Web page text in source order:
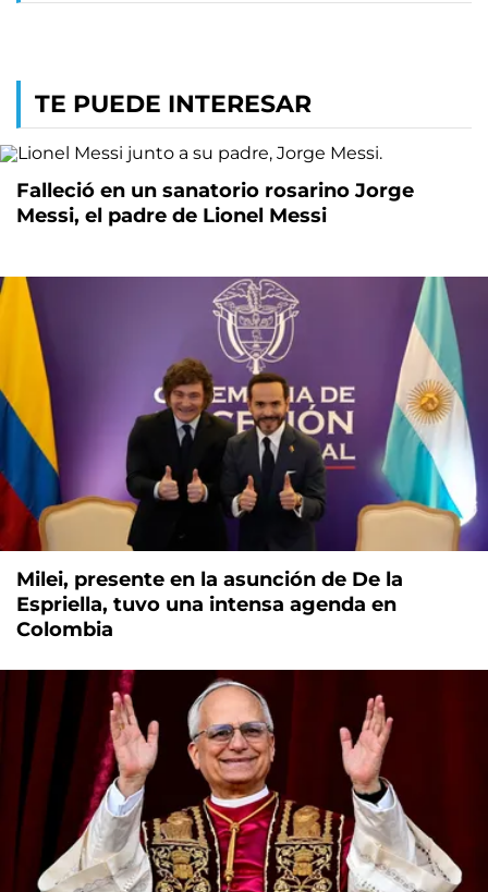
TE PUEDE INTERESAR
Falleció en un sanatorio rosarino Jorge
Messi, el padre de Lionel Messi
Milei, presente en la asunción de De la
Espriella, tuvo una intensa agenda en
Colombia